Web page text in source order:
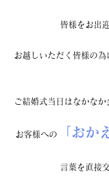
皆様をお出
お越しいただく皆様の
ご結婚式当日はなかな
お客様への 「おか
言葉を直接